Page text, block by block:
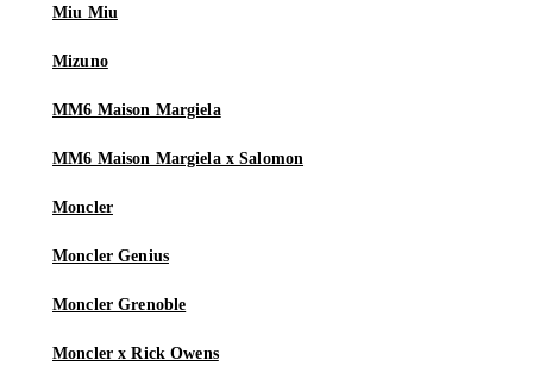
Miu Miu
Mizuno
MM6 Maison Margiela
MM6 Maison Margiela x Salomon
Moncler
Moncler Genius
Moncler Grenoble
Moncler x Rick Owens